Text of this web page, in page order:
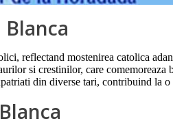
reflectand mostenirea catolica
si crestinilor, care
din diverse tari, contribuind la